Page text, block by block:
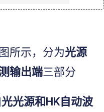
所示，分为光源
输出端三部分
光源和HK自动波